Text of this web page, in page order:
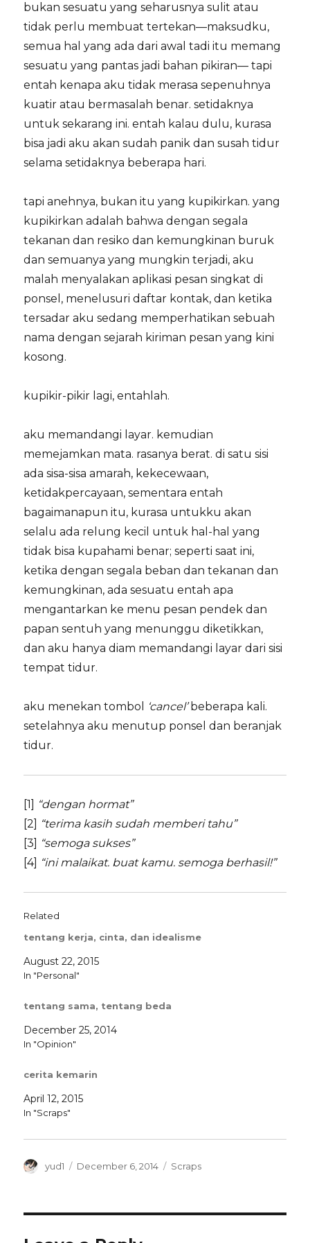
bukan sesuatu yang seharusnya sulit atau
tidak perlu membuat tertekan—maksudku,
semua hal yang ada dari awal tadi itu memang
sesuatu yang pantas jadi bahan pikiran— tapi
entah kenapa aku tidak merasa sepenuhnya
kuatir atau bermasalah benar. setidaknya
untuk sekarang ini. entah kalau dulu, kurasa
bisa jadi aku akan sudah panik dan susah tidur
selama setidaknya beberapa hari.
tapi anehnya, bukan itu yang kupikirkan. yang
kupikirkan adalah bahwa dengan segala
tekanan dan resiko dan kemungkinan buruk
dan semuanya yang mungkin terjadi, aku
malah menyalakan aplikasi pesan singkat di
ponsel, menelusuri daftar kontak, dan ketika
tersadar aku sedang memperhatikan sebuah
nama dengan sejarah kiriman pesan yang kini
kosong.
kupikir-pikir lagi, entahlah.
aku memandangi layar. kemudian
memejamkan mata. rasanya berat. di satu sisi
ada sisa-sisa amarah, kekecewaan,
ketidakpercayaan, sementara entah
bagaimanapun itu, kurasa untukku akan
selalu ada relung kecil untuk hal-hal yang
tidak bisa kupahami benar; seperti saat ini,
ketika dengan segala beban dan tekanan dan
kemungkinan, ada sesuatu entah apa
mengantarkan ke menu pesan pendek dan
papan sentuh yang menunggu diketikkan,
dan aku hanya diam memandangi layar dari sisi
tempat tidur.
aku menekan tombol ‘cancel’beberapa kali.
setelahnya aku menutup ponsel dan beranjak
tidur.
[1] “dengan hormat”
[2] “terima kasih sudah memberi tahu”
[3] “semoga sukses”
[4] “ini malaikat. buat kamu. semoga berhasil!”
Related
tentang kerja, cinta, dan idealisme
August 22, 2015
In "Personal"
tentang sama, tentang beda
December 25, 2014
In "Opinion"
cerita kemarin
April 12, 2015
In "Scraps"
Author
yud1
Posted
December 6, 2014 Categories
Scraps